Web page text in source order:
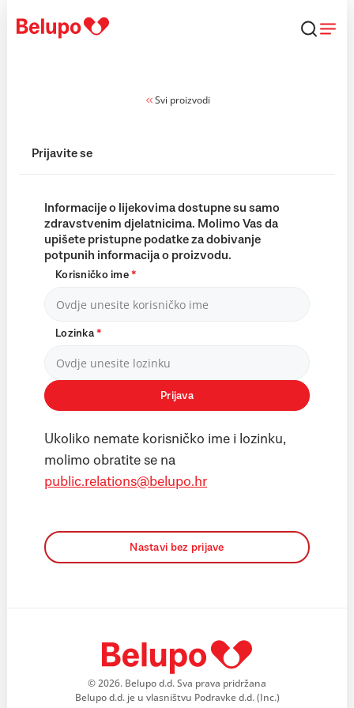
Svi proizvodi
Prijavite se
Informacije o lijekovima dostupne su samo
zdravstvenim djelatnicima. Molimo Vas da
upišete pristupne podatke za dobivanje
potpunih informacija o proizvodu.
Korisničko ime*
Lozinka*
Prijava
Ukoliko nemate korisničko ime i lozinku,
molimo obratite se na
public.relations@belupo.hr
Nastavi bez prijave
© 2026. Belupo d.d. Sva prava pridržana
Belupo d.d. je u vlasništvu Podravke d.d. (Inc.)